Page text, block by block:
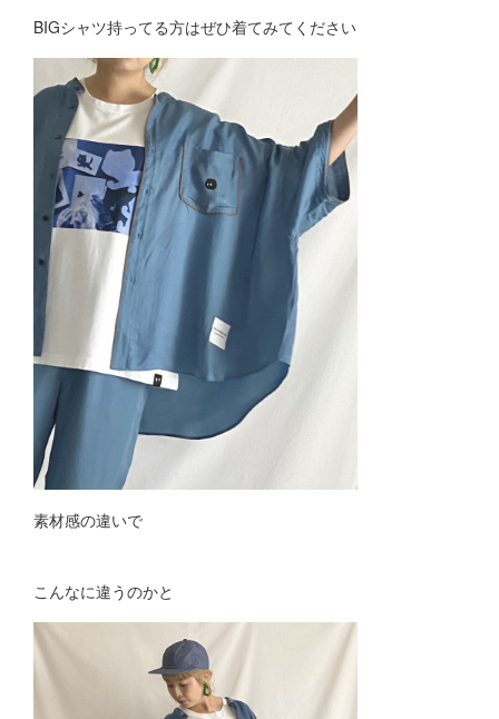
BIGシャツ持ってる方はぜひ着てみてください
素材感の違いで
こんなに違うのかと